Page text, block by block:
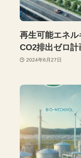
再生可能エネ
CO2排出ゼロ計
2024年6月27日